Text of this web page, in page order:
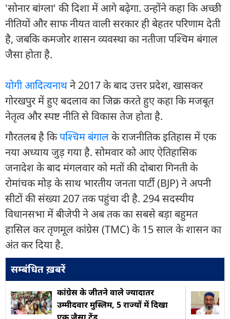
'सोनार बांग्ला' की दिशा में आगे बढ़ेगा. उन्होंने कहा कि अच्छी
नीतियों और साफ नीयत वाली सरकार ही बेहतर परिणाम देती
है, जबकि कमजोर शासन व्यवस्था का नतीजा पश्चिम बंगाल
जैसा होता है.
योगी आदित्यनाथने 2017 के बाद उत्तर प्रदेश, खासकर
गोरखपुर में हुए बदलाव का जिक्र करते हुए कहा कि मजबूत
नेतृत्व और स्पष्ट नीति से विकास तेज होता है.
गौरतलब है किपश्चिम बंगालके राजनीतिक इतिहास में एक
नया अध्याय जुड़ गया है. सोमवार को आए ऐतिहासिक
जनादेश के बाद मंगलवार को मतों की दोबारा गिनती के
रोमांचक मोड़ के साथ भारतीय जनता पार्टी (BJP) ने अपनी
सीटों की संख्या 207 तक पहुंचा दी है. 294 सदस्यीय
विधानसभा में बीजेपी ने अब तक का सबसे बड़ा बहुमत
हासिल कर तृणमूल कांग्रेस (TMC) के 15 साल के शासन का
अंत कर दिया है.
सम्बंधित ख़बरें
कांग्रेस के जीतने वाले ज्यादातर
उम्मीदवार मुस्लिम, 5 राज्यों में दिखा